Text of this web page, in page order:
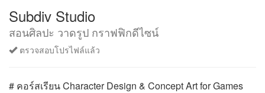
Subdiv Studio
สอนศิลปะ วาดรูป กราฟฟิกดีไซน์
ตรวจสอบโปรไฟล์แล้ว
# คอร์สเรียน Character Design & Concept Art for Games